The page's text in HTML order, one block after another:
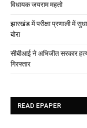
विधायक जयराम महतो
झारखंड में परीक्षा प्रणाली में
बोरा
सीबीआई ने अभिजीत सरकार
गिरफ्तार
READ EPAPER